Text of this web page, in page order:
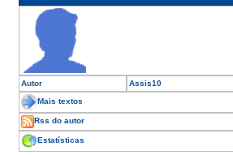
Autor Assis10
Mais textos
Rss do autor
Estatísticas